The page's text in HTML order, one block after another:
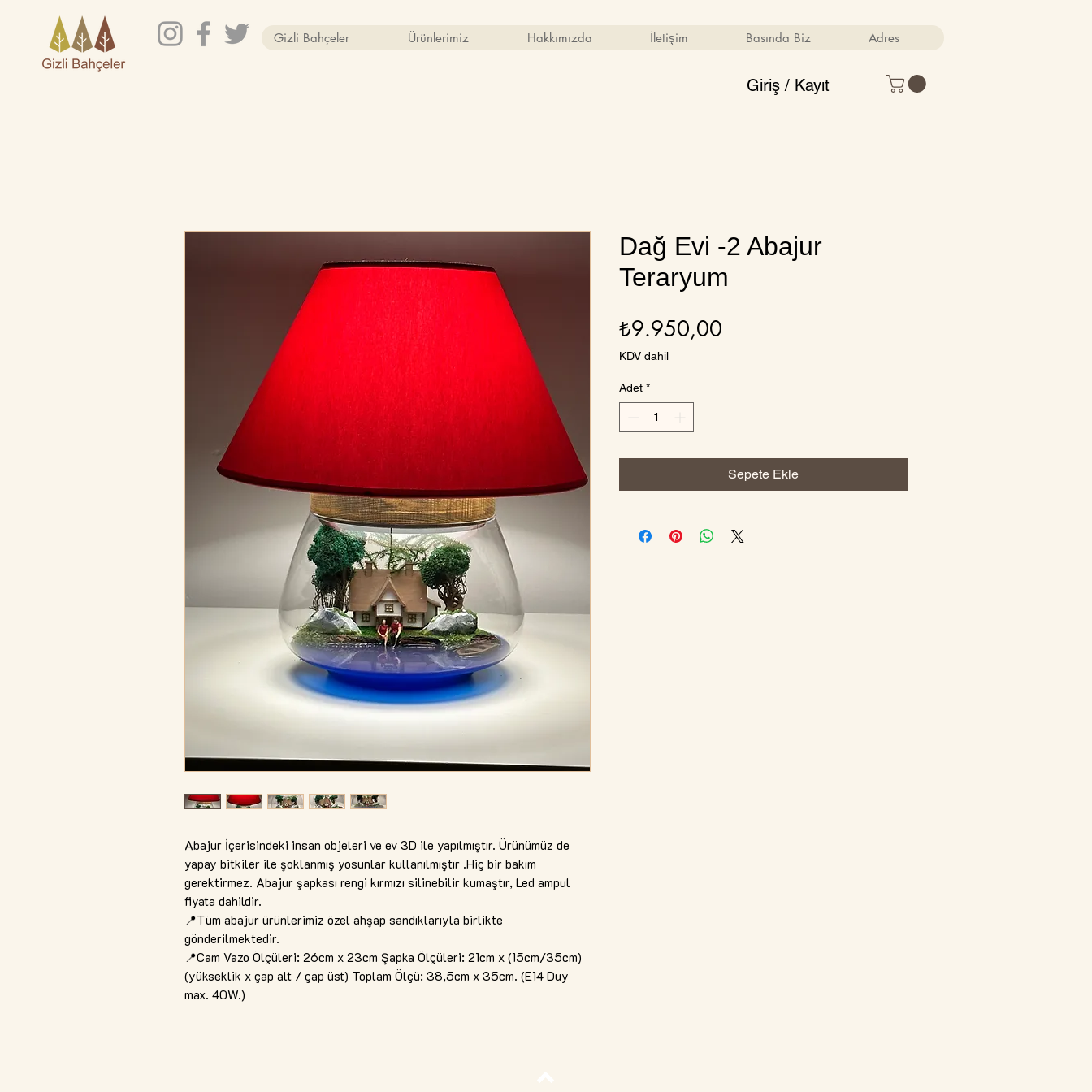
Gizli Bahçeler Ürünlerimiz Hakkımızda İletişim Basında Biz Adres
Giriş / Kayıt
Abajur İçerisindeki insan objeleri ve ev 3D ile yapılmıştır. Ürünümüz de
yapay bitkiler ile şoklanmış yosunlar kullanılmıştır .Hiç bir bakım
gerektirmez. Abajur şapkası rengi kırmızı silinebilir kumaştır, Led ampul
fiyata dahildir.
📍Tüm abajur ürünlerimiz özel ahşap sandıklarıyla birlikte
gönderilmektedir.
📍Cam Vazo Ölçüleri: 26cm x 23cm Şapka Ölçüleri: 21cm x (15cm/35cm)
(yükseklik x çap alt / çap üst) Toplam Ölçü: 38,5cm x 35cm. (E14 Duy
max. 40W.)
Dağ Evi -2 Abajur
Teraryum
₺9.950,00
KDV dahil
Adet *
Sepete Ekle